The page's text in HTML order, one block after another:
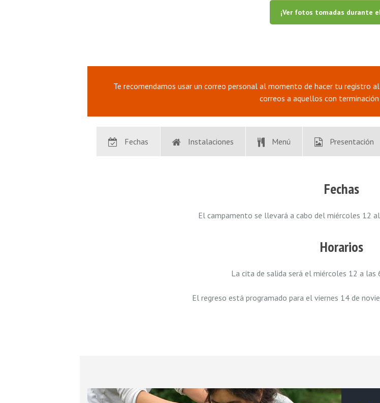
¡Ver fotos tomadas durante
Te recomendamos usar un correo personal al momento de hacer tu registro
correos a aquellos con terminación
Fechas Instalaciones Menú Presentación
Fechas
El campamento se llevará a cabo del miércoles 12
Horarios
La cita de salida será el miércoles 12 a las
El regreso está programado para el viernes 14 de